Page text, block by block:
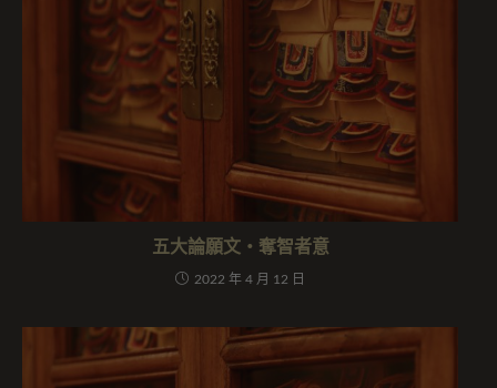
五大論願文・奪智者意
2022 年 4 月 12 日